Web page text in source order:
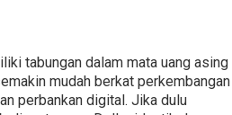
tabungan dalam mata uang asing
mudah berkat perkembangan
perbankan digital. Jika dulu